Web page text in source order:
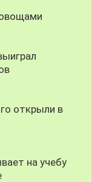
открыли в
на учебу